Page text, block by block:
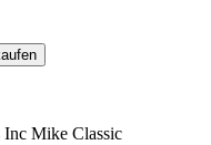
Mike Classic